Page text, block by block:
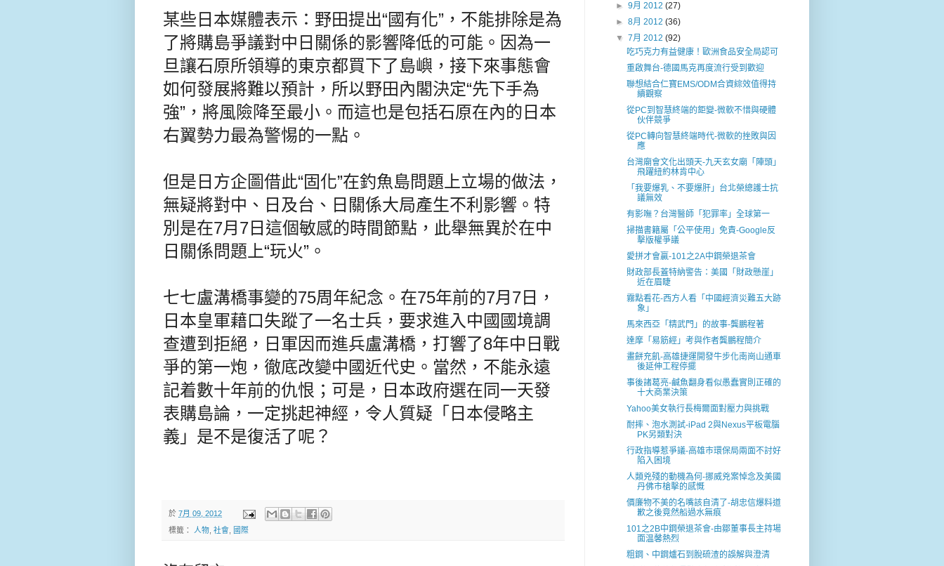
某些日本媒體表示：野田提出“國有化”，不能排除是為
了將購島爭議對中日關係的影響降低的可能。因為一
旦讓石原所領導的東京都買下了島嶼，接下來事態會
如何發展將難以預計，所以野田內閣決定“先下手為
強”，將風險降至最小。而這也是包括石原在內的日本
右翼勢力最為警惕的一點。
但是日方企圖借此“固化”在釣魚島問題上立場的做法，
無疑將對中、日及台、日關係大局產生不利影響。特
別是在7月7日這個敏感的時間節點，此舉無異於在中
日關係問題上“玩火”。
七七盧溝橋事變的75周年紀念。在75年前的7月7日，
日本皇軍藉口失蹤了一名士兵，要求進入中國國境調
查遭到拒絕，日軍因而進兵盧溝橋，打響了8年中日戰
爭的第一炮，徹底改變中國近代史。當然，不能永遠
記着數十年前的仇恨；可是，日本政府選在同一天發
表購島論，一定挑起神經，令人質疑「日本侵略主
義」是不是復活了呢？
於 7月 09, 2012
標籤： 人物, 社會, 國際
►9月 2012(27)
►8月 2012(36)
▼7月 2012(92)
吃巧克力有益健康！歐洲食品安全局認可
重啟舞台-德國馬克再度流行受到歡迎
聯想結合仁寶EMS/ODM合資綜效值得持
續觀察
從PC到智慧終端的鉅變-微軟不惜與硬體
伙伴競爭
從PC轉向智慧終端時代-微軟的挫敗與因
應
台灣廟會文化出頭天-九天玄女廟「陣頭」
飛躍紐約林肯中心
「我要爆乳、不要爆肝」台北榮總護士抗
議無效
有影嘸？台灣醫師「犯罪率」全球第一
掃描書籍屬「公平使用」免責-Google反
擊版權爭議
愛拼才會贏-101之2A中鋼榮退茶會
財政部長蓋特納警告：美國「財政懸崖」
近在眉睫
霧點看花-西方人看「中國經濟災難五大跡
象」
馬來西亞「精武門」的故事-龔鵬程著
達摩「易筋經」考與作者龔鵬程簡介
畫餅充飢-高雄捷運開發牛步化南崗山通車
後延伸工程停擺
事後諸葛亮-鹹魚翻身看似愚蠢實則正確的
十大商業決策
Yahoo美女執行長梅爾面對壓力與挑戰
耐摔、泡水測試-iPad 2與Nexus平板電腦
PK另類對決
行政指導惹爭議-高雄巿環保局兩面不討好
陷入困境
人類兇殘的動機為何-挪威兇案悼念及美國
丹佛巿槍擊的感慨
價廉物不美的名嘴該自清了-胡忠信爆料道
歉之後竟然船過水無痕
101之2B中鋼榮退茶會-由鄒董事長主持場
面温馨熱烈
粗鋼、中鋼爐石到脫硫渣的誤解與澄清